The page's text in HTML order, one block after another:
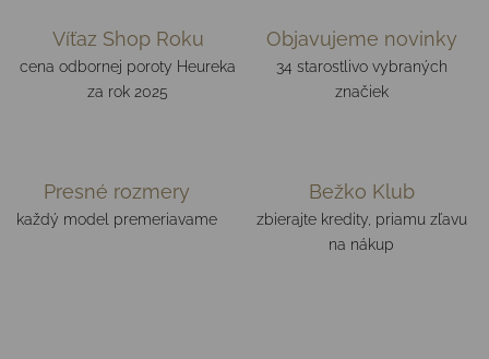
Víťaz Shop Roku
cena odbornej poroty Heureka
za rok 2025
Objavujeme novinky
34 starostlivo vybraných
značiek
Presné rozmery
každý model premeriavame
Bežko Klub
zbierajte kredity, priamu zľavu
na nákup